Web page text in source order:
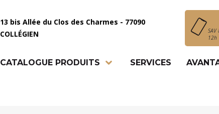
13 bis Allée du Clos des Charmes - 77090
COLLÉGIEN
12h
CATALOGUE PRODUITS SERVICES